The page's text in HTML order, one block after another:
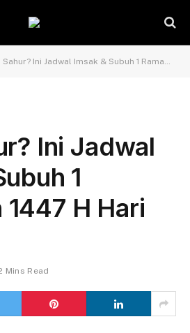
Ini Jadwal Imsak & Subuh 1 Ramadan 1447 H Hari Ini!
Ini Jadwal
1
1447 H Hari
Mins Read